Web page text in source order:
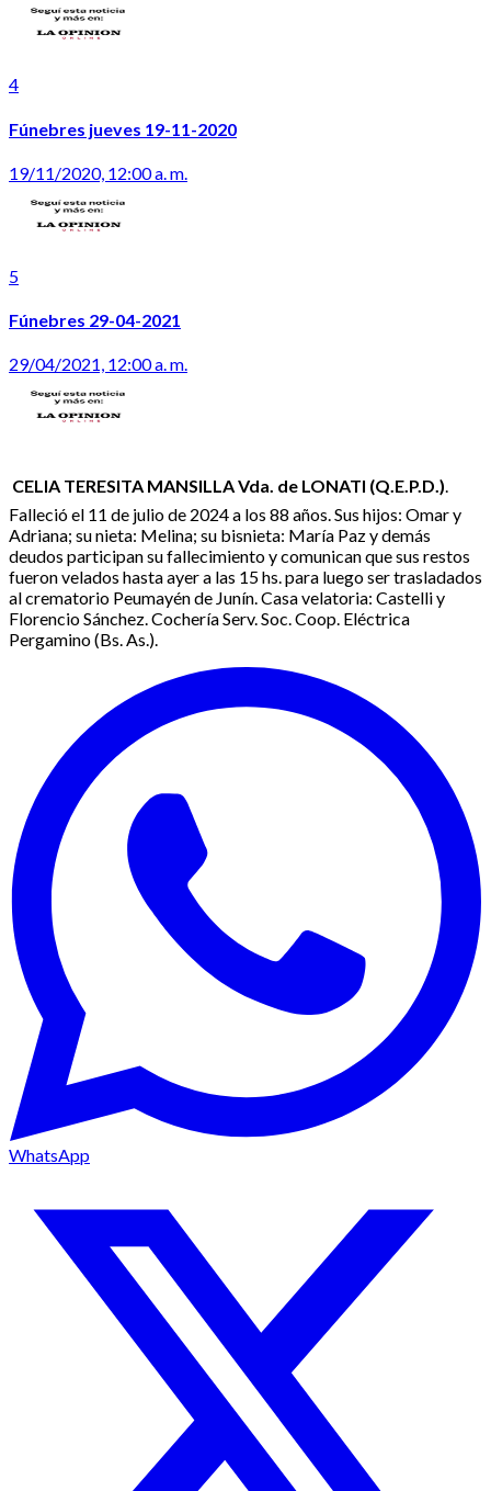
4
Fúnebres jueves 19-11-2020
19/11/2020, 12:00 a. m.
5
Fúnebres 29-04-2021
29/04/2021, 12:00 a. m.
 CELIA TERESITA MANSILLA Vda. de LONATI (Q.E.P.D.).
Falleció el 11 de julio de 2024 a los 88 años. Sus hijos: Omar y
Adriana; su nieta: Melina; su bisnieta: María Paz y demás
deudos participan su fallecimiento y comunican que sus restos
fueron velados hasta ayer a las 15 hs. para luego ser trasladados
al crematorio Peumayén de Junín. Casa velatoria: Castelli y
Florencio Sánchez. Cochería Serv. Soc. Coop. Eléctrica
Pergamino (Bs. As.).
WhatsApp